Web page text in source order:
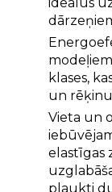
klases,
un rēķinu
Vieta un
elastīgas
plaukti